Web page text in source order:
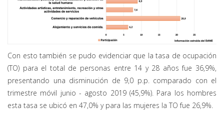
Con esto también se pudo evidenciar que la tasa de ocupación
(TO) para el total de personas entre 14 y 28 años fue 36,9%,
presentando una disminución de 9,0 p.p. comparado con el
trimestre móvil junio - agosto 2019 (45,9%). Para los hombres
esta tasa se ubicó en 47,0% y para las mujeres la TO fue 26,9%.